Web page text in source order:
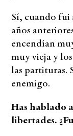
Sí, cuando fui
años
encendían
muy vieja y
las partituras.
enemigo.
Has hablado
libertades.